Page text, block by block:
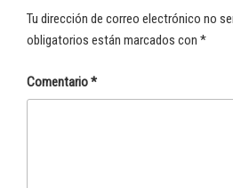
Tu dirección de correo electrónico no
obligatorios están marcados con *
Comentario*